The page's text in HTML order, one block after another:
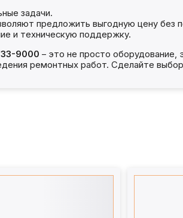
задачи.
предложить выгодную цену без
и техническую поддержку.
9000 – это не просто оборудование,
ремонтных работ. Сделайте